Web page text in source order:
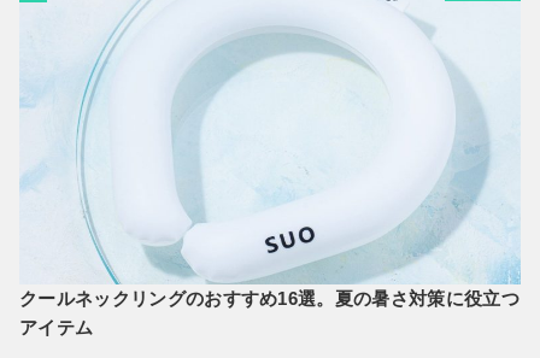
クールネックリングのおすすめ16選。夏の暑さ対策に役立つ
アイテム